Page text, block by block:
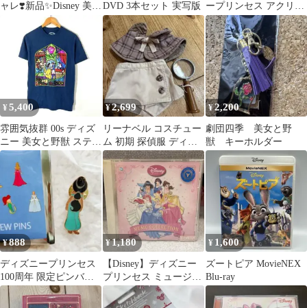
ャレ❣️新品✨Disney 美女
と野獣ベルアクリルキ
ーホルダー
DVD 3本セット 実写版
ープリンセス アクリル
キーチェーン モアナ・
ベル・アリエル
¥ 5,400
雰囲気抜群 00s ディズ
ニー 美女と野獣 ステン
ドグラス Tシャツ L相
当 黒
¥2,699
リーナベル コスチュー
ム 初期 探偵服 ディズ
ニー T
¥2,200
劇団四季 美女と野
獣 キーホルダー
¥888
ディズニープリンセス
100周年 限定ピンバッ
ジ アラジン ジャスミン
¥1,180
【Disney】ディズニー
プリンセス ミュージッ
クコレクション
¥ 1,600
ズートピア MovieNEX
Blu-ray